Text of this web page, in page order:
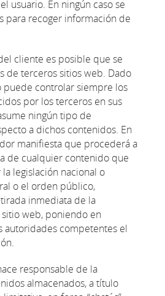
usuario. En ningún caso se
para recoger información de
cliente es posible que se
de terceros sitios web. Dado
controlar siempre los
por los terceros en sus
ningún tipo de
a dichos contenidos. En
manifiesta que procederá a
de cualquier contenido que
legislación nacional o
o el orden público,
inmediata de la
web, poniendo en
autoridades competentes el
responsable de la
almacenados, a título